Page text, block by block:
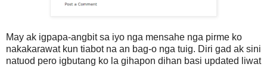
May ak igpapa-angbit sa iyo nga mensahe nga pirme ko
nakakarawat kun tiabot na an bag-o nga tuig. Diri gad ak sini
natuod pero igbutang ko la gihapon dihan basi updated liwat